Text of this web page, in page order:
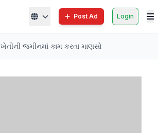
Post Ad Login
ખેતીની જમીનમાં કામ કરતા માણસો